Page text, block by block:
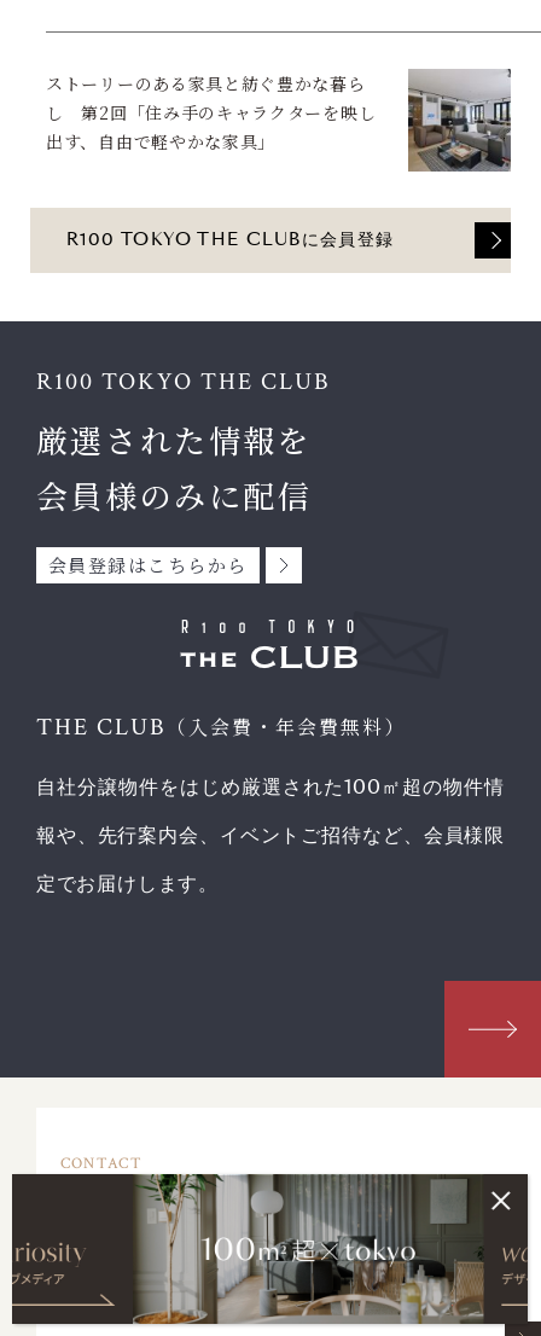
ストーリーのある家具と紡ぐ豊かな暮ら
し 第2回「住み手のキャラクターを映し
出す、自由で軽やかな家具」
R100 TOKYO THE CLUBに会員登録
R100 TOKYO THE CLUB
厳選された情報を
会員様のみに配信
会員登録はこちらから
THE CLUB （入会費・年会費無料）
自社分譲物件をはじめ厳選された100㎡超の物件情
報や、先行案内会、イベントご招待など、会員様限
定でお届けします。
CONTACT
販売中物件・物件探しの依頼・所有不動産のリノベーション・
所有不動産（戸建、マンション）の売却などのお問合せはこち
らから。